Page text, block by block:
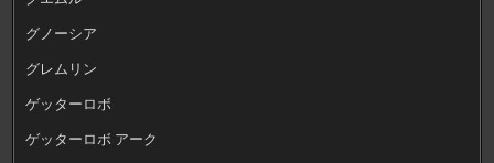
グノーシア
グレムリン
ゲッターロボ
ゲッターロボ アーク